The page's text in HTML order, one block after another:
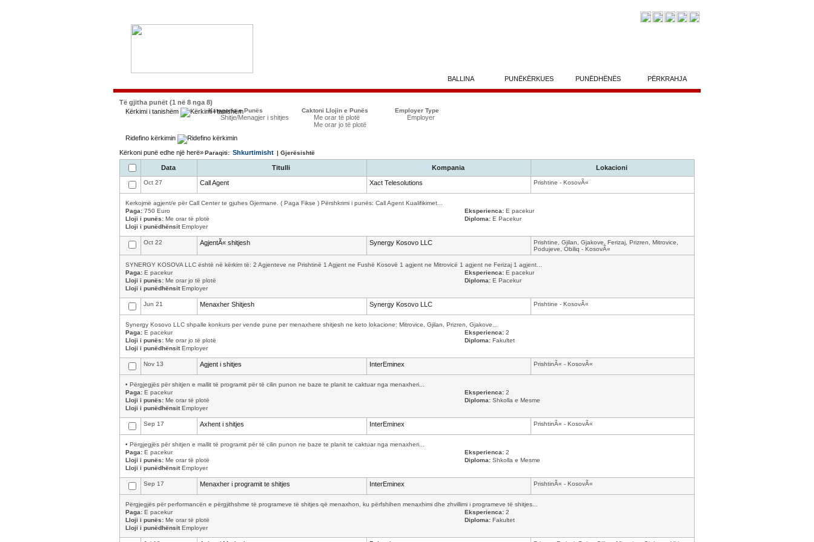
BALLINA PUNËKËRKUES PUNËDHËNËS PËRKRAHJA
Të gjitha punët (1 në 8 nga 8)
Kërkimi i tanishëm
Kategoria e Punës
Shitje/Menagjer i shitjes
Caktoni Llojin e Punës
Me orar të plotë
Me orar jo të plotë
Employer Type
Employer
Ridefino kërkimin
Kërkoni punë edhe një herë»Paraqiti: Shkurtimisht | Gjerësishtë
Data Titulli Kompania Lokacioni
Oct 27 Call Agent Xact Telesolutions Prishtine - KosovÃ«
Kerkojmë agjent/e për Call Center te gjuhes Gjermane. ( Paga Fikse ) Përshkrimi i punës: Call Agent Kualifikimet...
Paga: 750 Euro Eksperienca: E pacekur
Lloji i punës: Me orar të plotë Diploma: E Pacekur
Lloji i punëdhënsitEmployer
Oct 22 AgjentÃ« shitjesh Synergy Kosovo LLC
Prishtine, Gjilan, Gjakove, Ferizaj, Prizren, Mitrovice,
Podujeve, Obiliq - KosovÃ«
SYNERGY KOSOVA LLC është në kërkim të: 2 Agjenteve ne Prishtinë 1 Agjent ne Fushë Kosovë 1 agjent ne Mitrovicë 1 agjent ne Ferizaj 1 agjent...
Paga: E pacekur Eksperienca: E pacekur
Lloji i punës: Me orar jo të plotë Diploma: E Pacekur
Lloji i punëdhënsitEmployer
Jun 21 Menaxher Shitjesh Synergy Kosovo LLC Prishtine - KosovÃ«
Synergy Kosovo LLC shpalle konkurs per vende pune per menaxhere shitjesh ne keto lokacione: Mitrovice, Gjilan, Prizren, Gjakove...
Paga: E pacekur Eksperienca: 2
Lloji i punës: Me orar jo të plotë Diploma: Fakultet
Lloji i punëdhënsitEmployer
Nov 13 Agjent i shitjes InterEminex PrishtinÃ« - KosovÃ«
• Përgjegjës për shitjen e mallit të programit për të cilin punon ne baze te planit te caktuar nga menaxheri...
Paga: E pacekur Eksperienca: 2
Lloji i punës: Me orar të plotë Diploma: Shkolla e Mesme
Lloji i punëdhënsitEmployer
Sep 17 Axhent i shitjes InterEminex PrishtinÃ« - KosovÃ«
• Përgjegjës për shitjen e mallit të programit për të cilin punon ne baze te planit te caktuar nga menaxheri...
Paga: E pacekur Eksperienca: 2
Lloji i punës: Me orar të plotë Diploma: Shkolla e Mesme
Lloji i punëdhënsitEmployer
Sep 17 Menaxher i programit te shitjes InterEminex PrishtinÃ« - KosovÃ«
Përgjegjës për performancën e përgjithshme të programeve të shitjes që menaxhon, ku përfshihen menaxhimi dhe zhvillimi i programeve të shitjes...
Paga: E pacekur Eksperienca: 2
Lloji i punës: Me orar të plotë Diploma: Fakultet
Lloji i punëdhënsitEmployer